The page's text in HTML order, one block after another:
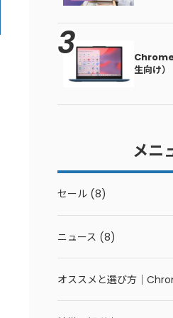
生向け）
メニ
セール (8)
ニュース (8)
オススメと選び方｜